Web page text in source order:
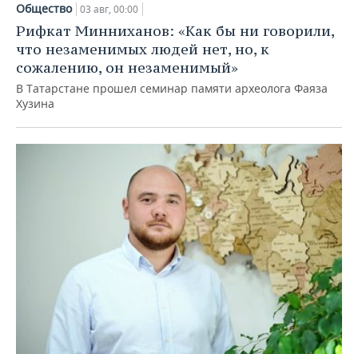
Общество 03 авг, 00:00
Рифкат Минниханов: «Как бы ни говорили,
что незаменимых людей нет, но, к
сожалению, он незаменимый»
В Татарстане прошел семинар памяти археолога Фаяза
Хузина